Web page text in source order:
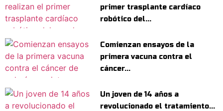
primer trasplante cardíaco
robótico del...
Comienzan ensayos de la
primera vacuna contra el
cáncer...
Un joven de 14 años a
revolucionado el tratamiento...